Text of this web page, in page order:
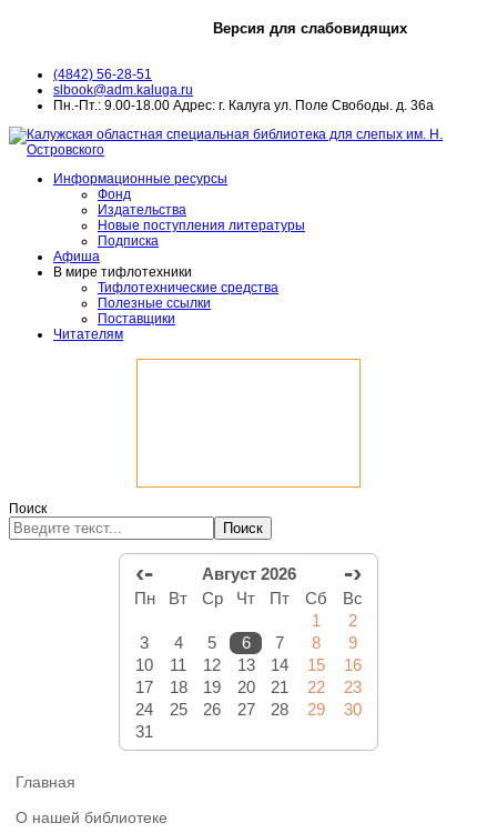
Версия для слабовидящих
(4842) 56-28-51
slbook@adm.kaluga.ru
Пн.-Пт.: 9.00-18.00 Адрес: г. Калуга ул. Поле Свободы. д. 36а
Информационные ресурсы
Фонд
Издательства
Новые поступления литературы
Подписка
Афиша
В мире тифлотехники
Тифлотехнические средства
Полезные ссылки
Поставщики
Читателям
Поиск
Поиск
‹- Август 2026 -›
Пн Вт Ср Чт Пт Сб
Вс
1
2
3
4 5 6 7 8
9
10
11 12 13 14 15
16
17
18 19 20 21 22
23
24
25 26 27 28 29
30
31
Главная
О нашей библиотеке